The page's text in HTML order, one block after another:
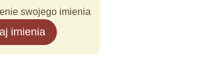
swojego imienia
imienia